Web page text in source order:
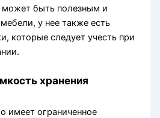
может быть полезным и
у нее также есть
которые следует учесть при
хранения
имеет ограниченное